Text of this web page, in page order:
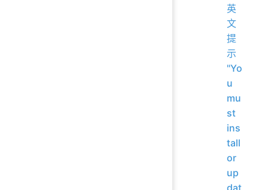
英
文
提
示
"Yo
u
mu
st
ins
tall
or
up
dat